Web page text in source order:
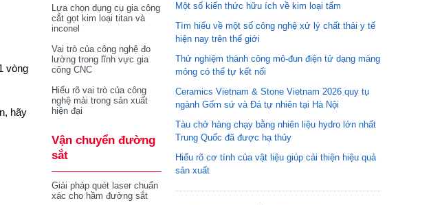
vòng
hãy
Lựa chọn dụng cụ gia công
cắt gọt kim loại titan và
inconel
Vai trò của công nghệ đo
lường trong lĩnh vực gia
công CNC
Hiểu rõ vai trò của công
nghệ mài trong sản xuất
hiện đại
Vận chuyển đường
sắt
Giải pháp quét laser chuẩn
xác cho hầm đường sắt
Một số kiến thức hữu ích về kim loại tấm
Tìm hiểu về một số công nghệ xử lý chất thải y tế
hiện nay trên thế giới
Thử nghiệm thành công mô-đun điện tử dạng màng
mỏng có thể tự kết nối
Ceramics Vietnam & Stone Vietnam 2026 quy tụ
ngành Gốm sứ và Đá tự nhiên tại Hà Nội
Tàu chở hàng chạy bằng nhiên liệu hydro lớn nhất
Trung Quốc đã được hạ thủy
Hiểu rõ cơ tính của vật liệu giúp cải thiện hiệu quả
sản xuất